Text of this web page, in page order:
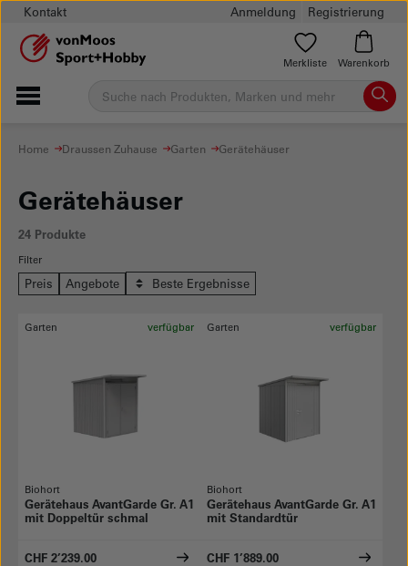
Kontakt Anmeldung Registrierung
Merkliste Warenkorb
Home Draussen Zuhause Garten Gerätehäuser
Gerätehäuser
24 Produkte
Filter
Preis Angebote Beste Ergebnisse
Garten verfügbar
Biohort
Gerätehaus AvantGarde Gr. A1
mit Doppeltür schmal
CHF 2’239.00
Garten verfügbar
Biohort
Gerätehaus AvantGarde Gr. A1
mit Standardtür
CHF 1’889.00